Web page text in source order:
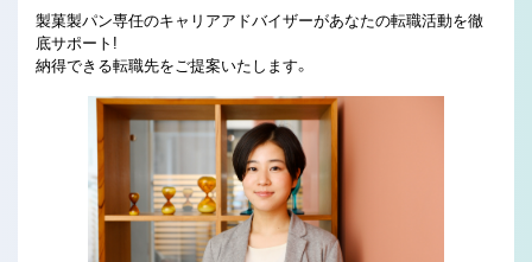
製菓製パン専任のキャリアアドバイザーがあなたの転職活動を徹
底サポート!
納得できる転職先をご提案いたします。